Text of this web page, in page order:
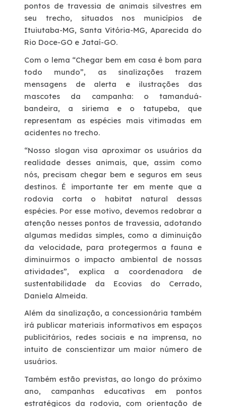
Compromissos Agenda ESG 2030
RDT – Recurso de Desenvolvimento Tecnológico
Compromisso de Regularização Ambiental
Política de Sustentabilidade
Atendimento
Ressarcimento
Dúvidas
Fornecedores
Nosso endereço
Telefones Úteis
Trabalhe Conosco
Mapa
Mapa
Nosso 0800
pontos de travessia de animais silvestres em
seu trecho, situados nos municípios de
Ituiutaba-MG, Santa Vitória-MG, Aparecida do
Rio Doce-GO e Jataí-GO.
Com o lema “Chegar bem em casa é bom para
todo mundo”, as sinalizações trazem
mensagens de alerta e ilustrações das
mascotes da campanha: o tamanduá-
bandeira, a siriema e o tatupeba, que
representam as espécies mais vitimadas em
acidentes no trecho.
“Nosso slogan visa aproximar os usuários da
realidade desses animais, que, assim como
nós, precisam chegar bem e seguros em seus
destinos. É importante ter em mente que a
rodovia corta o habitat natural dessas
espécies. Por esse motivo, devemos redobrar a
atenção nesses pontos de travessia, adotando
algumas medidas simples, como a diminuição
da velocidade, para protegermos a fauna e
diminuirmos o impacto ambiental de nossas
atividades”, explica a coordenadora de
sustentabilidade da Ecovias do Cerrado,
Daniela Almeida.
Além da sinalização, a concessionária também
irá publicar materiais informativos em espaços
publicitários, redes sociais e na imprensa, no
intuito de conscientizar um maior número de
usuários.
Também estão previstas, ao longo do próximo
ano, campanhas educativas em pontos
estratégicos da rodovia, com orientação de